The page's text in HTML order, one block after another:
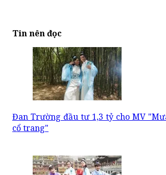
Tin nên đọc
Đan Trường đầu tư 1,3 tỷ cho MV
cổ trang"